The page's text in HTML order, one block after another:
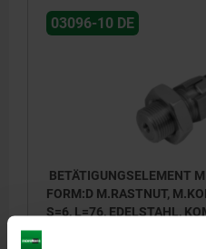
03096-10 DE
BETÄTIGUNGSELEMENT
FORM:D M.RASTNUT,
S=6, L=76, EDELSTAHL,
SCHWARZGRAU RAL7021,